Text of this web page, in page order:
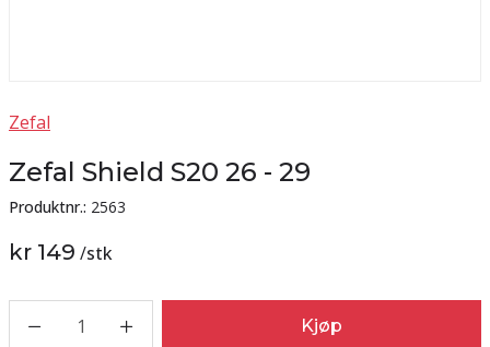
Zefal
Zefal Shield S20 26 - 29
Produktnr.: 2563
kr 149 /stk
1 Kjøp